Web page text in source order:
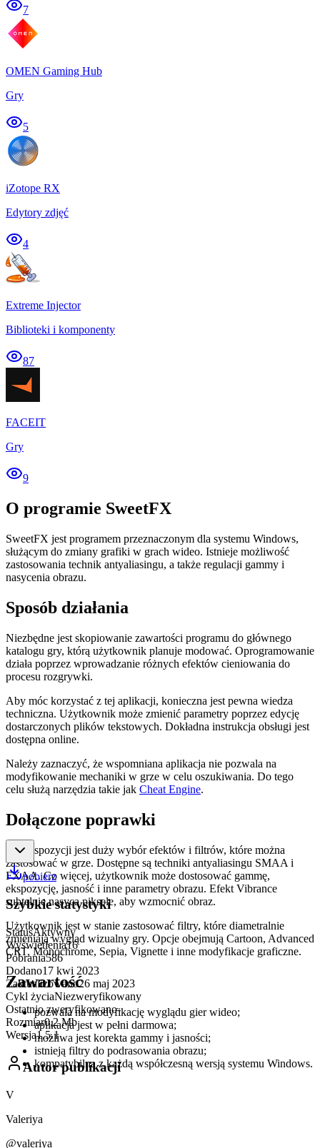
7
OMEN Gaming Hub
Gry
5
iZotope RX
Edytory zdjęć
4
Extreme Injector
Biblioteki i komponenty
87
FACEIT
Gry
9
O programie SweetFX
SweetFX jest programem przeznaczonym dla systemu Windows,
służącym do zmiany grafiki w grach wideo. Istnieje możliwość
zastosowania technik antyaliasingu, a także regulacji gammy i
nasycenia obrazu.
Sposób działania
Niezbędne jest skopiowanie zawartości programu do głównego
katalogu gry, którą użytkownik planuje modować. Oprogramowanie
działa poprzez wprowadzanie różnych efektów cieniowania do
procesu rozgrywki.
Aby móc korzystać z tej aplikacji, konieczna jest pewna wiedza
techniczna. Użytkownik może zmienić parametry poprzez edycję
dostarczonych plików tekstowych. Dokładna instrukcja obsługi jest
dostępna online.
Należy zaznaczyć, że wspomniana aplikacja nie pozwala na
modyfikowanie mechaniki w grze w celu oszukiwania. Do tego
celu służą narzędzia takie jak Cheat Engine.
Dołączone poprawki
Do dyspozycji jest duży wybór efektów i filtrów, które można
zastosować w grze. Dostępne są techniki antyaliasingu SMAA i
FXAA. Co więcej, użytkownik może dostosować gammę,
ekspozycję, jasność i inne parametry obrazu. Efekt Vibrance
subtelnie nasyca piksele, aby wzmocnić obraz.
Użytkownik jest w stanie zastosować filtry, które diametralnie
zmieniają wygląd wizualny gry. Opcje obejmują Cartoon, Advanced
CRT, Monochrome, Sepia, Vignette i inne modyfikacje graficzne.
Zawartość
pozwala na modyfikację wyglądu gier wideo;
aplikacja jest w pełni darmowa;
możliwa jest korekta gammy i jasności;
istnieją filtry do podrasowania obrazu;
kompatybilna z każdą współczesną wersją systemu Windows.
pobierz
Szybkie statystyki
StatusAktywny
Wyświetlenia16
Pobrania586
Dodano17 kwi 2023
Zaktualizowano26 maj 2023
Cykl życiaNiezweryfikowany
Ostatnio zweryfikowano-
Rozmiar0,2 Mb
Wersja1.5.1
Autor publikacji
V
Valeriya
@valeriya